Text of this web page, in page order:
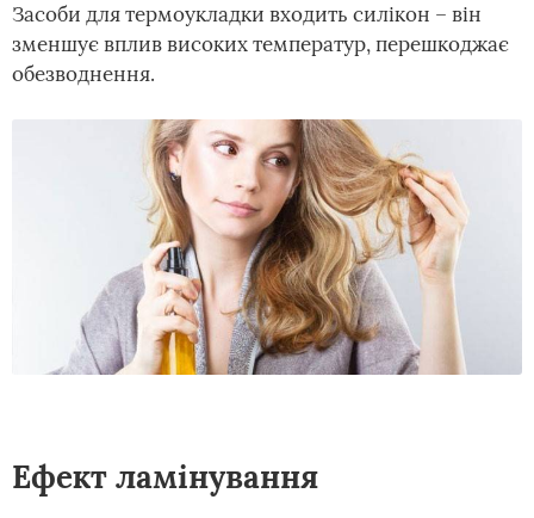
Засоби для термоукладки входить силікон – він
зменшує вплив високих температур, перешкоджає
обезводнення.
Ефект ламінування